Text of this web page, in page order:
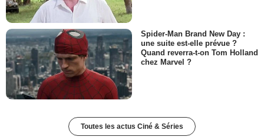
Spider-Man Brand New Day :
une suite est-elle prévue ?
Quand reverra-t-on Tom Holland
chez Marvel ?
Toutes les actus Ciné & Séries